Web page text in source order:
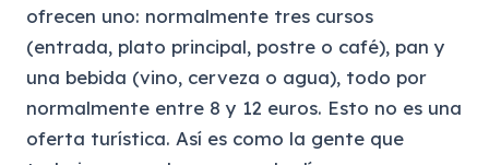
ofrecen uno: normalmente tres cursos
(entrada, plato principal, postre o café), pan y
una bebida (vino, cerveza o agua), todo por
normalmente entre 8 y 12 euros. Esto no es una
oferta turística. Así es como la gente que